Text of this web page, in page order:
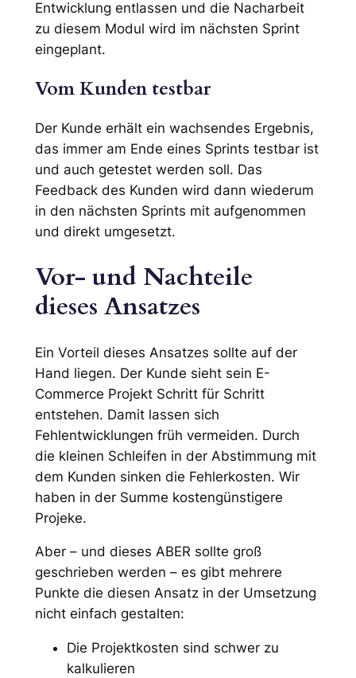
Entwicklung entlassen und die Nacharbeit
zu diesem Modul wird im nächsten Sprint
eingeplant.
Vom Kunden testbar
Der Kunde erhält ein wachsendes Ergebnis,
das immer am Ende eines Sprints testbar ist
und auch getestet werden soll. Das
Feedback des Kunden wird dann wiederum
in den nächsten Sprints mit aufgenommen
und direkt umgesetzt.
Vor- und Nachteile
dieses Ansatzes
Ein Vorteil dieses Ansatzes sollte auf der
Hand liegen. Der Kunde sieht sein E-
Commerce Projekt Schritt für Schritt
entstehen. Damit lassen sich
Fehlentwicklungen früh vermeiden. Durch
die kleinen Schleifen in der Abstimmung mit
dem Kunden sinken die Fehlerkosten. Wir
haben in der Summe kostengünstigere
Projeke.
Aber – und dieses ABER sollte groß
geschrieben werden – es gibt mehrere
Punkte die diesen Ansatz in der Umsetzung
nicht einfach gestalten:
Die Projektkosten sind schwer zu
kalkulieren